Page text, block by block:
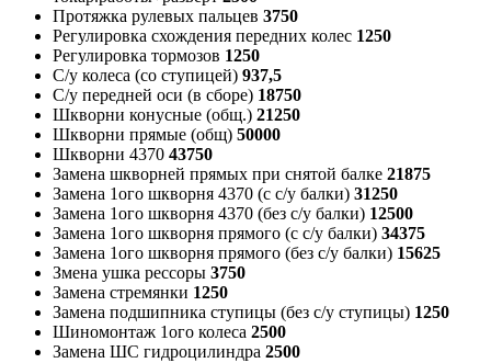
Протяжка рулевых пальцев 3750
Регулировка схождения передних колес 1250
Регулировка тормозов 1250
С/у колеса (со ступицей) 937,5
С/у передней оси (в сборе) 18750
Шкворни конусные (общ.) 21250
Шкворни прямые (общ) 50000
Шкворни 4370 43750
Замена шкворней прямых при снятой балке 21875
Замена 1ого шкворня 4370 (с с/у балки) 31250
Замена 1ого шкворня 4370 (без с/у балки) 12500
Замена 1ого шкворня прямого (с с/у балки) 34375
Замена 1ого шкворня прямого (без с/у балки) 15625
Змена ушка рессоры 3750
Замена стремянки 1250
Замена подшипника ступицы (без с/у ступицы) 1250
Шиномонтаж 1ого колеса 2500
Замена ШС гидроцилиндра 2500